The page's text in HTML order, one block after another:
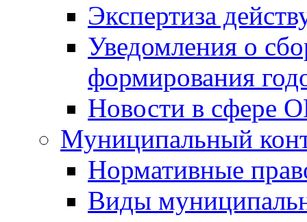
Экспертиза
Уведомления о
формирования
Новости в сфере
Муниципальный
Нормативные
Виды